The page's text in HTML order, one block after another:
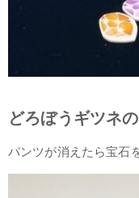
どろぼうギツネ
パンツが消えたら宝石